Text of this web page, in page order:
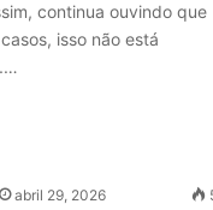
continua ouvindo que
isso não está
abril 29, 2026